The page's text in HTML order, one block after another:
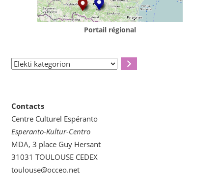
Portail régional
Elekti
Contacts
Centre Culturel Espéranto
Esperanto-Kultur-Centro
MDA, 3 place Guy Hersant
31031 TOULOUSE CEDEX
toulouse@occeo.net